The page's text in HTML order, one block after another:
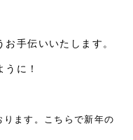
手伝いいたします。
に！
ます。 こちらで新年の